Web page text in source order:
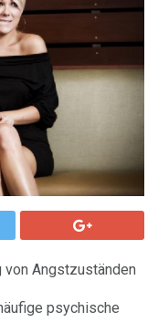
von Angstzuständen
psychische